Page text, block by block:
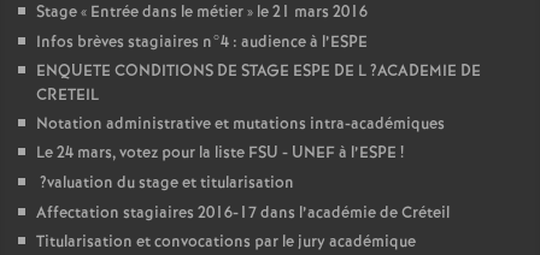
Stage « Entrée dans le métier» le 21 mars 2016
Infos brèves stagiaires n°4 : audience à l’ESPE
ENQUETE CONDITIONS DE STAGE ESPE DE L?ACADEMIE DE
CRETEIL
Notation administrative et mutations intra-académiques
Le 24 mars, votez pour la liste FSU - UNEFà l’ESPE !
?valuation du stage et titularisation
Affectation stagiaires 2016-17 dans l’académie de Créteil
Titularisation et convocations par le jury académique